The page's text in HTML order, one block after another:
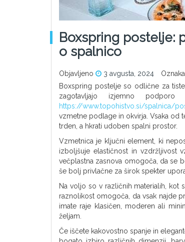
Boxspring postelje:
o spalnico
Objavljeno 3 avgusta, 2024
Boxspring postelje so odlične za
zagotavljajo izjemno
https://www.topohistvo.si/spalnica/
vzmetne podlage in okvirja. Vsaka od
trden, a hkrati udoben spalni prostor.
Vzmetnica je ključni element, ki
izboljšuje elastičnost in vzdržljivost
večplastna zasnova omogoča, da se
še bolj privlačne za širok spekter
Na voljo so v različnih materialih, kot
raznolikost omogoča, da vsak najde
imate raje klasičen, moderen ali
željam.
Če iščete kakovostno spanje in